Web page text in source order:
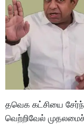
தவெக கட்சியை
வெற்றிவேல்